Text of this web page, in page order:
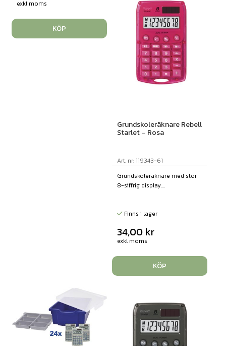
exkl moms
KÖP
Grundskoleräknare Rebell
Starlet – Rosa
Art. nr: 119343-61
Grundskoleräknare med stor
8-siffrig display....
Finns i lager
34,00 kr
exkl moms
KÖP